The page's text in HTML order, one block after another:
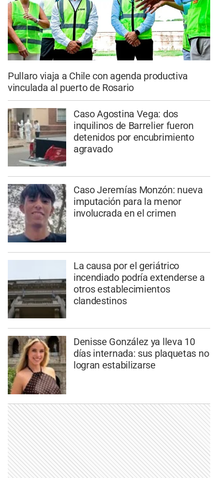
Pullaro viaja a Chile con agenda productiva
vinculada al puerto de Rosario
Caso Agostina Vega: dos
inquilinos de Barrelier fueron
detenidos por encubrimiento
agravado
Caso Jeremías Monzón: nueva
imputación para la menor
involucrada en el crimen
La causa por el geriátrico
incendiado podría extenderse a
otros establecimientos
clandestinos
Denisse González ya lleva 10
días internada: sus plaquetas no
logran estabilizarse